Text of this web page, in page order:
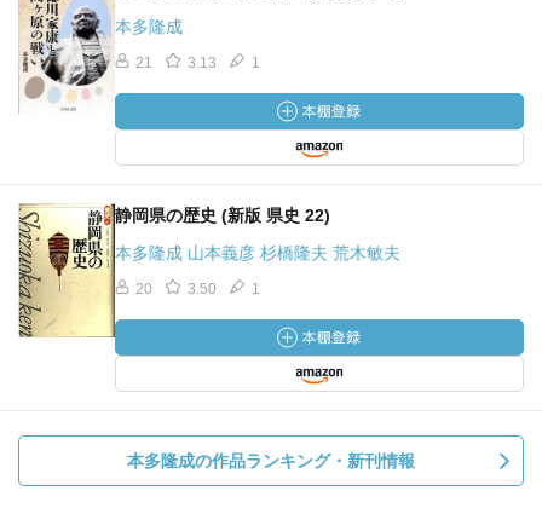
本多隆成
21 3.13 1
静岡県の歴史 (新版 県史 22)
本多隆成 山本義彦 杉橋隆夫 荒木敏夫
20 3.50 1
本多隆成の作品ランキング・新刊情報